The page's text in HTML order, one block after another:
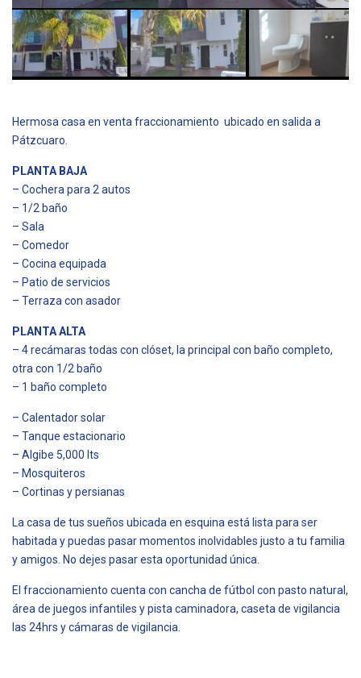
Hermosa casa en venta fraccionamiento ubicado en salida a
Pátzcuaro.
PLANTA BAJA
– Cochera para 2 autos
– 1/2 baño
– Sala
– Comedor
– Cocina equipada
– Patio de servicios
– Terraza con asador
PLANTA ALTA
– 4 recámaras todas con clóset, la principal con baño completo,
otra con 1/2 baño
– 1 baño completo
– Calentador solar
– Tanque estacionario
– Algibe 5,000 lts
– Mosquiteros
– Cortinas y persianas
La casa de tus sueños ubicada en esquina está lista para ser
habitada y puedas pasar momentos inolvidables justo a tu familia
y amigos. No dejes pasar esta oportunidad única.
El fraccionamiento cuenta con cancha de fútbol con pasto natural,
área de juegos infantiles y pista caminadora, caseta de vigilancia
las 24hrs y cámaras de vigilancia.